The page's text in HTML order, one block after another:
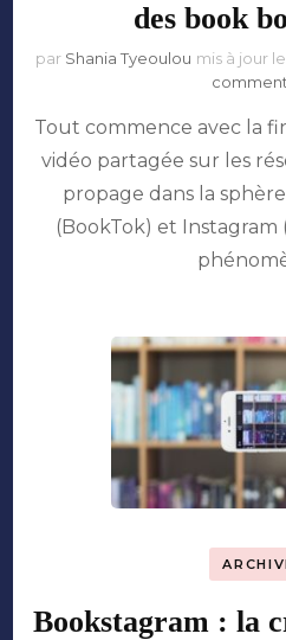
des book
par Shania Tyeoulou mis à jour le
Tout commence avec la
vidéo partagée sur les
propage dans la
(BookTok) et Instagram
Bookstagram : la